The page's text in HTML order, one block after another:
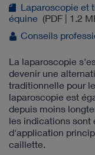
Laparoscopie et
équine (PDF | 1.2
Conseils
La laparoscopie
devenir une
traditionnelle pour
laparoscopie est
depuis moins
les indications sont
d'application
caillette.